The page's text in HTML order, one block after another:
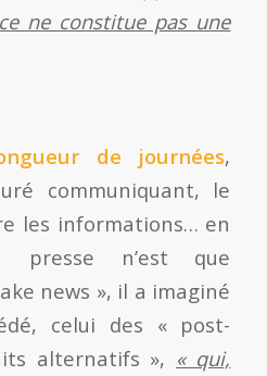
ne constitue pas une
de journées,
communiquant, le
les informations… en
presse n’est que
news », il a imaginé
celui des « post-
alternatifs », « qui,